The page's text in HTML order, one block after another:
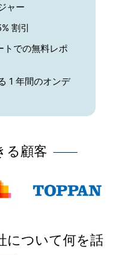
ャー
割引
トでの無料レポ
1 年間のオンデ
る顧客
について何を話